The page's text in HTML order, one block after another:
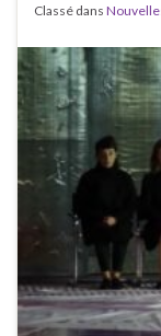
Classé dans